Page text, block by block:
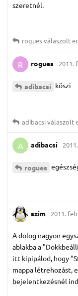
szeretnél.
roguesválaszolt
R rogues 2011.
adibacsi köszi
adibacsiválaszolt
A adibacsi
rogues
szim 2011.
A dolog nagyon
ablakba a
itt kipipálod, hogy
mappa létrehozást,
bejelentkezésnél